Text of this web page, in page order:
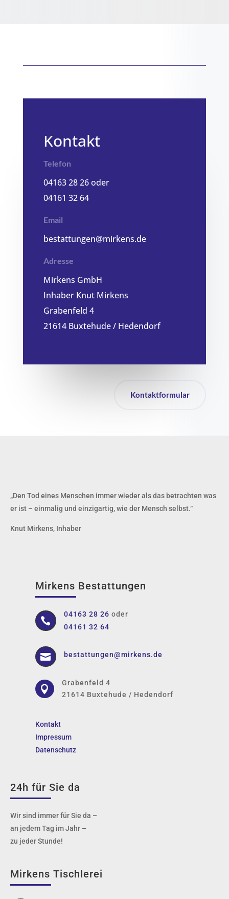
Kontakt
Telefon
04163 28 26 oder
04161 32 64
Email
bestattungen@mirkens.de
Adresse
Mirkens GmbH
Inhaber Knut Mirkens
Grabenfeld 4
21614 Buxtehude / Hedendorf
Kontaktformular
„Den Tod eines Menschen immer wieder als das betrachten was
er ist – einmalig und einzigartig, wie der Mensch selbst.“
Knut Mirkens, Inhaber
Mirkens Bestattungen

04163 28 26 oder
04161 32 64
 bestattungen@mirkens.de

Grabenfeld 4
21614 Buxtehude / Hedendorf
Kontakt
Impressum
Datenschutz
24h für Sie da
Wir sind immer für Sie da –
an jedem Tag im Jahr –
zu jeder Stunde!
Mirkens Tischlerei